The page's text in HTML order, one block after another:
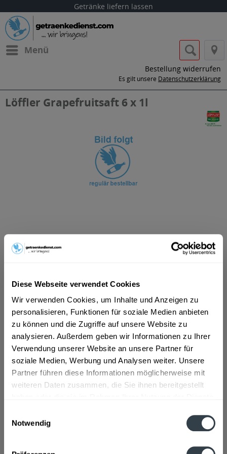
Diese Webseite verwendet Cookies
Wir verwenden Cookies, um Inhalte und Anzeigen zu
personalisieren, Funktionen für soziale Medien anbieten
zu können und die Zugriffe auf unsere Website zu
analysieren. Außerdem geben wir Informationen zu Ihrer
Verwendung unserer Website an unsere Partner für
soziale Medien, Werbung und Analysen weiter. Unsere
Partner führen diese Informationen möglicherweise mit
weiteren Daten zusammen, die Sie ihnen bereitgestellt
Notwendig
Getränke liefern lassen
Menü
Bestellung widerrufen
Es gilt unsere Datenschutzerklärung
Löffler Grapefruitsaft 6 x 1l
ab 11,89 € *
Vorrätig
MEHRWEG
+2,40 € Pfand
In den Warenkorb
Artikel-Nr.:
29604
Verfügbar in:
mehr